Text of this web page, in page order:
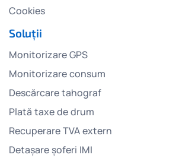
Cookies
Soluții
Monitorizare GPS
Monitorizare consum
Descărcare tahograf
Plată taxe de drum
Recuperare TVA extern
Detașare șoferi IMI